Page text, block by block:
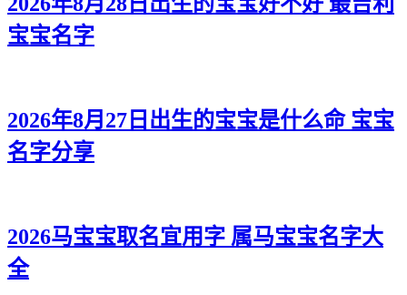
宝宝名字
2026年8月27日出生的宝宝是什么命 宝宝
名字分享
2026马宝宝取名宜用字 属马宝宝名字大
全